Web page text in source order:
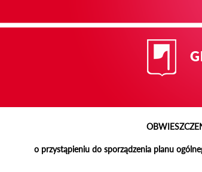
o przystąpieniu do sporządzeniaplanu